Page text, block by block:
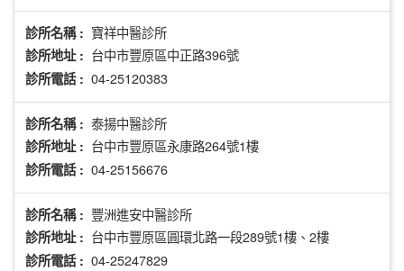
診所名稱 : 寶祥中醫診所
診所地址 : 台中市豐原區中正路396號
診所電話 : 04-25120383
診所名稱 : 泰揚中醫診所
診所地址 : 台中市豐原區永康路264號1樓
診所電話 : 04-25156676
診所名稱 : 豐洲進安中醫診所
診所地址 : 台中市豐原區圓環北路一段289號1樓、2樓
診所電話 : 04-25247829